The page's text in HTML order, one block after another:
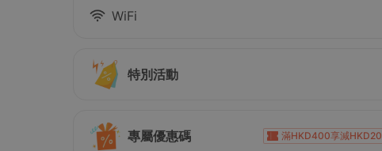
WiFi
特別活動
專屬優惠碼
滿HKD400享減HKD20